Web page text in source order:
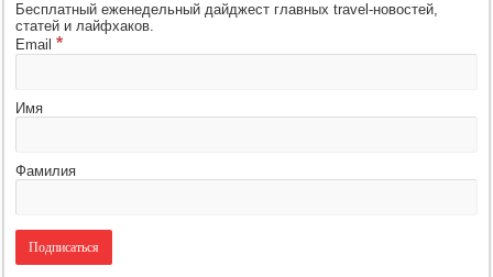
Бесплатный еженедельный дайджест главных travel-новостей,
статей и лайфхаков.
Email*
Имя
Фамилия